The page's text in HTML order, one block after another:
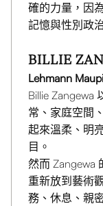
確的力量，因
記憶與性別政
BILLIE
Lehmann
Billie Zangewa
常、家庭空間
起來溫柔、明
目。
然而 Zangewa
重新放到藝術
務、休息、親